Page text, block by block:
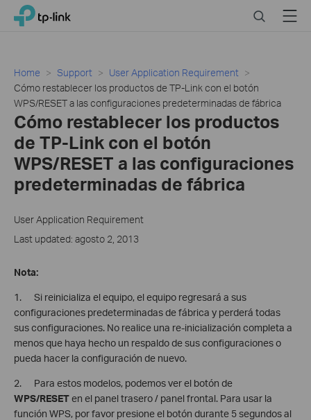
Click
navigation
TP-Link, Reliably Smart SearchMenu
Home Support
User Application Requirement
Cómo restablecer los productos de TP-Link con el botón
WPS/RESET a las configuraciones predeterminadas de fábrica
Cómo restablecer los productos
de TP-Link con el botón
WPS/RESET a las configuraciones
predeterminadas de fábrica
User Application Requirement
Last updated: agosto 2, 2013
Nota:
1. Si reinicializa el equipo, el equipo regresará a sus
configuraciones predeterminadas de fábrica y perderá todas
sus configuraciones. No realice una re-inicialización completa a
menos que haya hecho un respaldo de sus configuraciones o
pueda hacer la configuración de nuevo.
2. Para estos modelos, podemos ver el botón de
WPS/RESETen el panel trasero / panel frontal. Para usar la
función WPS, por favor presione el botón durante 5 segundos al